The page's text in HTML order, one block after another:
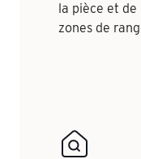
la pièce et de
zones de